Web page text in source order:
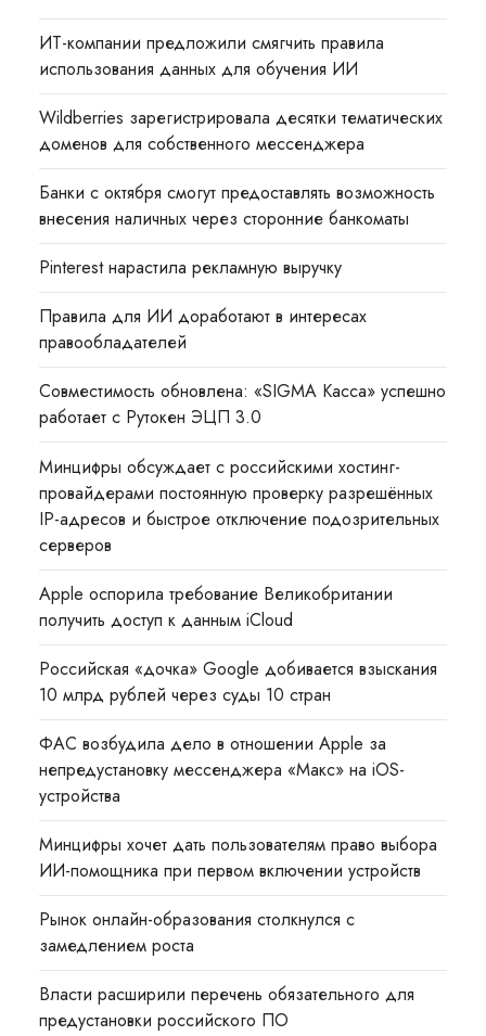
ИТ-компании предложили смягчить правила
использования данных для обучения ИИ
Wildberries зарегистрировала десятки тематических
доменов для собственного мессенджера
Банки с октября смогут предоставлять возможность
внесения наличных через сторонние банкоматы
Pinterest нарастила рекламную выручку
Правила для ИИ доработают в интересах
правообладателей
Совместимость обновлена: «SIGMA Касса» успешно
работает с Рутокен ЭЦП 3.0
Минцифры обсуждает с российскими хостинг-
провайдерами постоянную проверку разрешённых
IP-адресов и быстрое отключение подозрительных
серверов
Apple оспорила требование Великобритании
получить доступ к данным iCloud
Российская «дочка» Google добивается взыскания
10 млрд рублей через суды 10 стран
ФАС возбудила дело в отношении Apple за
непредустановку мессенджера «Макс» на iOS-
устройства
Минцифры хочет дать пользователям право выбора
ИИ-помощника при первом включении устройств
Рынок онлайн-образования столкнулся с
замедлением роста
Власти расширили перечень обязательного для
предустановки российского ПО